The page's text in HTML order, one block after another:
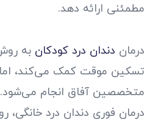
مطمئنی ارائه دهد.
درمان دندان درد کودکان به
تسکین موقت کمک می‌کند،
متخصصین آفاق انجام
درمان فوری دندان درد